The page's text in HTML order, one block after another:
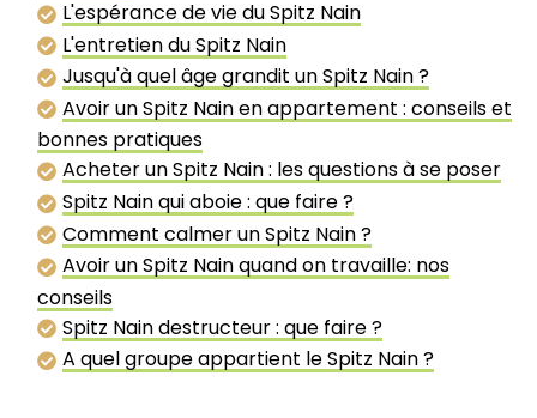
L'espérance de vie du Spitz Nain
L'entretien du Spitz Nain
Jusqu'à quel âge grandit un Spitz Nain ?
Avoir un Spitz Nain en appartement : conseils et
bonnes pratiques
Acheter un Spitz Nain : les questions à se poser
Spitz Nain qui aboie : que faire ?
Comment calmer un Spitz Nain ?
Avoir un Spitz Nain quand on travaille: nos
conseils
Spitz Nain destructeur : que faire ?
A quel groupe appartient le Spitz Nain ?